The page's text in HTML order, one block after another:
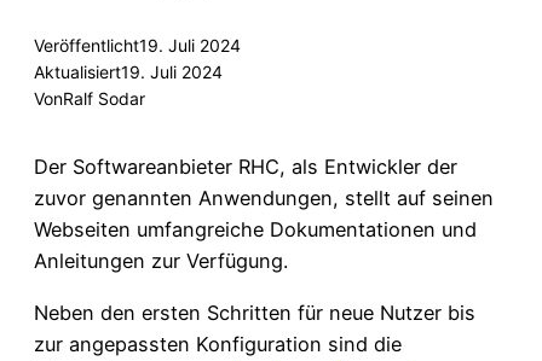
Veröffentlicht19. Juli 2024
Aktualisiert19. Juli 2024
VonRalf Sodar
Der Softwareanbieter RHC, als Entwickler der
zuvor genannten Anwendungen, stellt auf seinen
Webseiten umfangreiche Dokumentationen und
Anleitungen zur Verfügung.
Neben den ersten Schritten für neue Nutzer bis
zur angepassten Konfiguration sind die